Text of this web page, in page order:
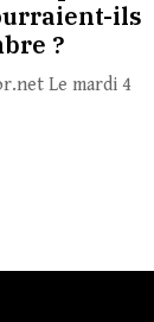
ils
?
Le mardi 4